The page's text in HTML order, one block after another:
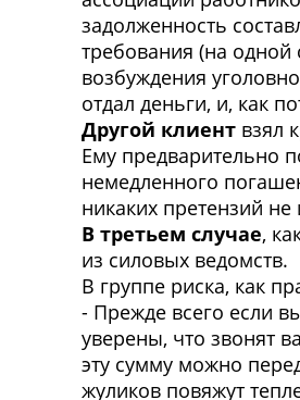
задолженность
требования (на одной
возбуждения
отдал деньги, и, как
Другой клиент взял
Ему предварительно
немедленного
никаких претензий
В третьем случае,
из силовых ведомств.
В группе риска, как
- Прежде всего если
уверены, что звонят
эту сумму можно
жуликов повяжут